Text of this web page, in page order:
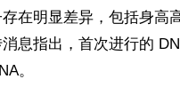
在明显差异，包括身高
息指出，首次进行的
。